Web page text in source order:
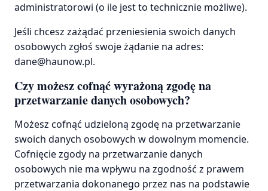
administratorowi (o ile jest to technicznie możliwe).
Jeśli chcesz zażądać przeniesienia swoich danych
osobowych zgłoś swoje żądanie na adres:
dane@haunow.pl.
Czy możesz cofnąć wyrażoną zgodę na
przetwarzanie danych osobowych?
Możesz cofnąć udzieloną zgodę na przetwarzanie
swoich danych osobowych w dowolnym momencie.
Cofnięcie zgody na przetwarzanie danych
osobowych nie ma wpływu na zgodność z prawem
przetwarzania dokonanego przez nas na podstawie